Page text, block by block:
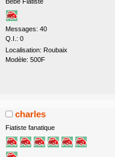
Messages: 40
Q.I.: 0
Localisation: Roubaix
Modèle: 500F
charles
Fiatiste fanatique